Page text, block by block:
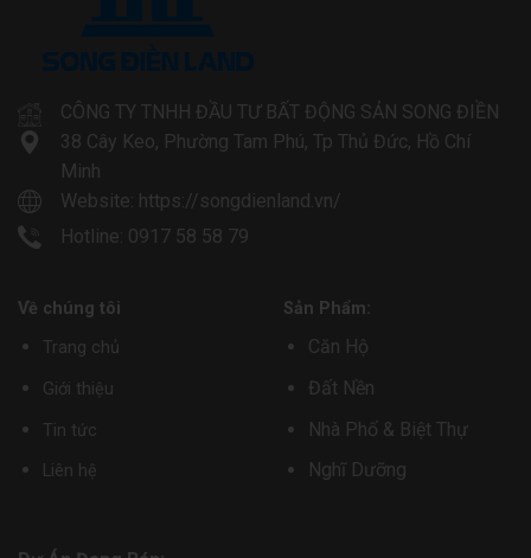
CÔNG TY TNHH ĐẦU TƯ BẤT ĐỘNG SẢN SONG ĐIỀN
38 Cây Keo, Phường Tam Phú, Tp Thủ Đức, Hồ Chí
Minh
Website: https://songdienland.vn/
Hotline: 0917 58 58 79
Về chúng tôi
Trang chủ
Giới thiệu
Tin tức
Liên hệ
Sản Phẩm:
Căn Hộ
Đất Nền
Nhà Phố & Biệt Thự
Nghĩ Dưỡng